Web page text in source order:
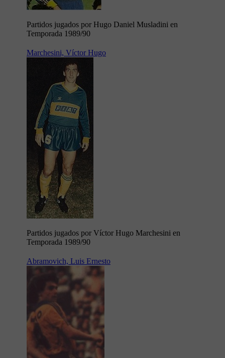
Partidos jugados por Hugo Daniel Musladini en
Temporada 1989/90
Marchesini, Víctor Hugo
Partidos jugados por Víctor Hugo Marchesini en
Temporada 1989/90
Abramovich, Luis Ernesto